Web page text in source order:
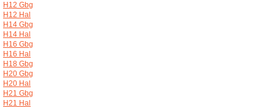
H12 Gbg
H12 Hal
H14 Gbg
H14 Hal
H16 Gbg
H16 Hal
H18 Gbg
H20 Gbg
H20 Hal
H21 Gbg
H21 Hal